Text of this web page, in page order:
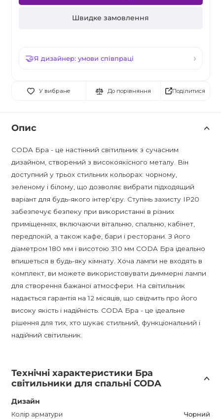
Швидке замовлення
Я дизайнер: умови співпраці
У вибране До порівняння Поділитися
Опис
CODA Бра - це настінний світильник з сучасним
дизайном, створений з високоякісного металу. Він
доступний у трьох стильних кольорах: чорному,
зеленому і білому, що дозволяє вибрати підходящий
варіант для будь-якого інтер'єру. Ступінь захисту IP20
забезпечує безпеку при використанні в різних
приміщеннях, включаючи вітальню, спальню, кабінет,
передпокій, а також кафе, бари і ресторани. З його
діаметром 180 мм і висотою 310 мм CODA Бра ідеально
впишеться в будь-яку кімнату. Хоча лампи не входять в
комплект, ви можете використовувати диммерні лампи
для створення бажаної атмосфери. На світильник
надається гарантія на 12 місяців, що свідчить про його
високу якість і надійність. CODA Бра - це ідеальне
рішення для тих, хто шукає стильний, функціональний і
надійний світильник.
Технічні характеристики Бра
світильники для спальні CODA
Дизайн
Колір арматури Чорний